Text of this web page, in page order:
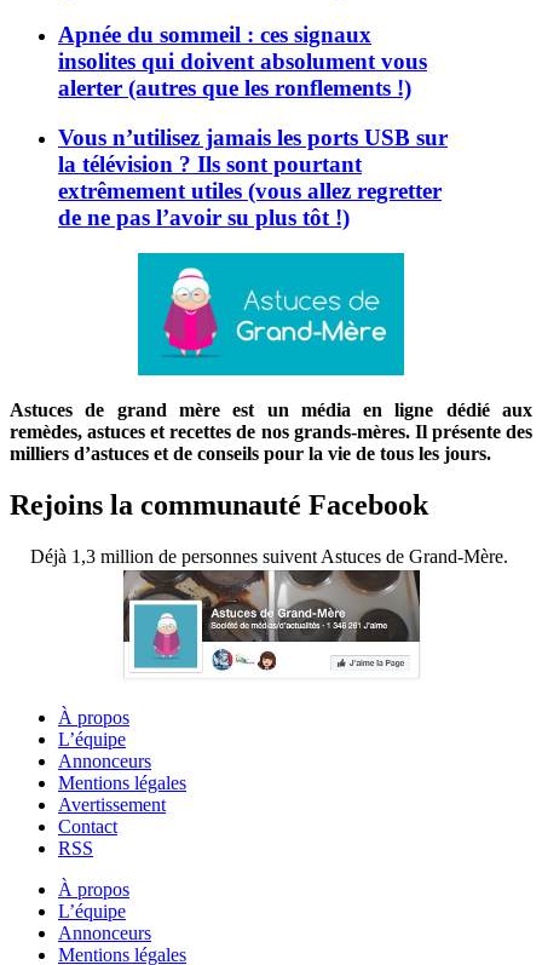
Apnée du sommeil : ces signaux
insolites qui doivent absolument vous
alerter (autres que les ronflements !)
Vous n’utilisez jamais les ports USB sur
la télévision ? Ils sont pourtant
extrêmement utiles (vous allez regretter
de ne pas l’avoir su plus tôt !)
Astuces de grand mère est un média en ligne dédié aux
remèdes, astuces et recettes de nos grands-mères. Il présente des
milliers d’astuces et de conseils pour la vie de tous les jours.
Rejoins la communauté Facebook
Déjà 1,3 million de personnes suivent Astuces de Grand-Mère.
À propos
L’équipe
Annonceurs
Mentions légales
Avertissement
Contact
RSS
À propos
L’équipe
Annonceurs
Mentions légales